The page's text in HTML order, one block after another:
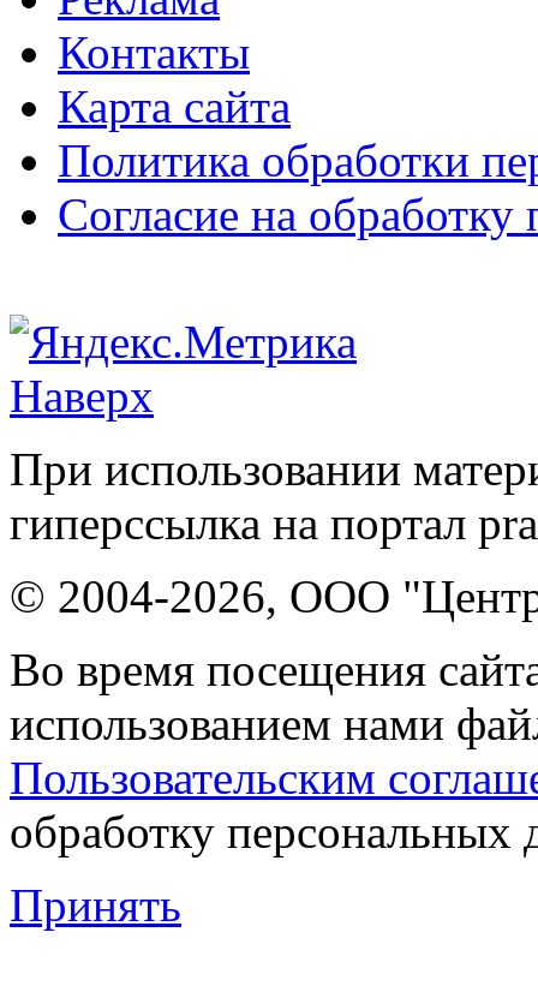
Контакты
Карта сайта
Политика обработки
Согласие на
Наверх
При использовании
гиперссылка на портал
© 2004-2026, ООО "Центр
Во время посещения
использованием нами
Пользовательским
обработку персональных
Принять